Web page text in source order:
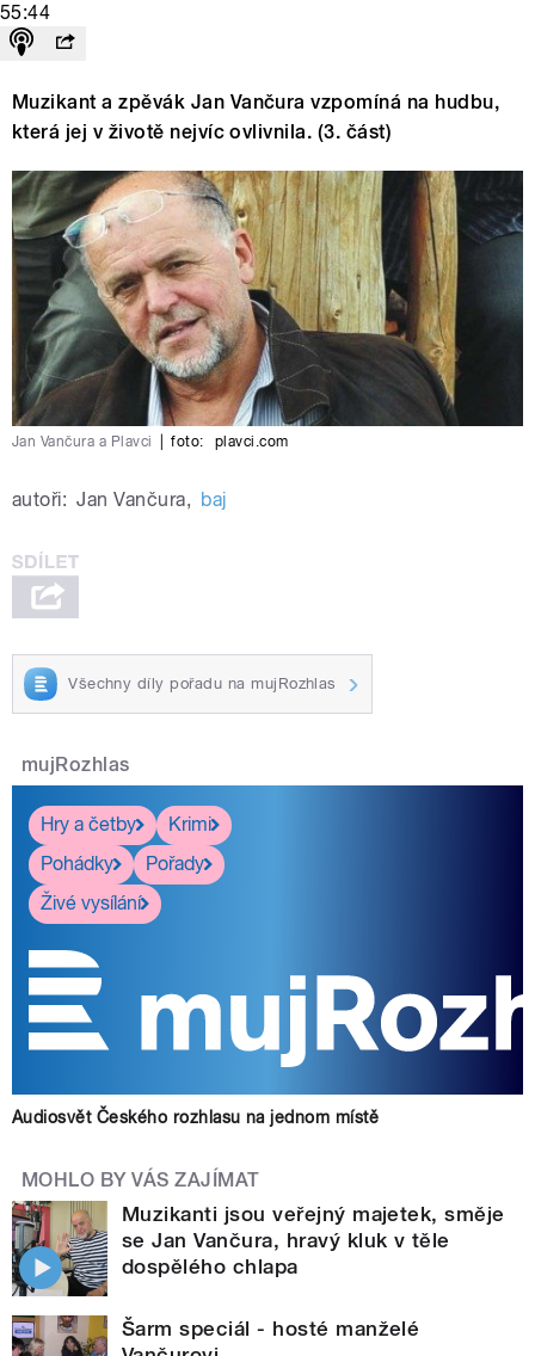
55:44
Muzikant a zpěvák Jan Vančura vzpomíná na hudbu,
která jej v životě nejvíc ovlivnila. (3. část)
Jan Vančura a Plavci foto: plavci.com
autoři: Jan Vančura, baj
Všechny díly pořadu na mujRozhlas
mujRozhlas
Hry a četby
Krimi
Pohádky
Pořady
Živé vysílání
Audiosvět Českého rozhlasu na jednom místě
MOHLO BY VÁS ZAJÍMAT
Muzikanti jsou veřejný majetek, směje
se Jan Vančura, hravý kluk v těle
dospělého chlapa
Šarm speciál - hosté manželé